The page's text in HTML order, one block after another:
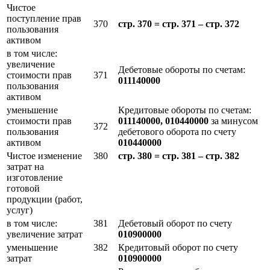
Чистое
поступление прав
пользования
активом
370 стр. 370 = стр. 371 – стр. 372
в том числе:
увеличение
стоимости прав
пользования
активом
371
Дебетовые обороты по счетам:
011140000
уменьшение
стоимости прав
пользования
активом
372
Кредитовые обороты по счетам:
011140000, 010440000 за минусом
дебетового оборота по счету
010440000
Чистое изменение
затрат на
изготовление
готовой
продукции (работ,
услуг)
380 стр. 380 = стр. 381 – стр. 382
в том числе:
увеличение затрат
381
Дебетовый оборот по счету
010900000
уменьшение
затрат
382
Кредитовый оборот по счету
010900000